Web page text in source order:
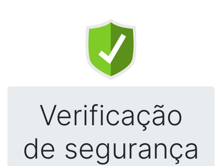
Verificação
de segurança